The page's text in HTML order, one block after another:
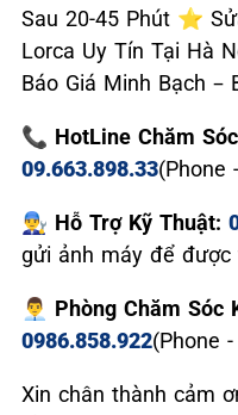
Sau 20-45 Phút ⭐
Lorca Uy Tín Tại Hà
Báo Giá Minh Bạch –
📞 HotLine Chăm
09.663.898.33(Phone
👨‍🔧 Hỗ Trợ Kỹ Thuật:
gửi ảnh máy để được
👨‍💼 Phòng Chăm Sóc
0986.858.922(Phone
Xin chân thành cảm